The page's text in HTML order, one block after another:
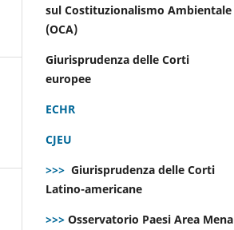
sul Costituzionalismo Ambientale
(OCA)
Giurisprudenza delle Corti
europee
ECHR
CJEU
>>> Giurisprudenza delle Corti
Latino-americane
>>> Osservatorio Paesi Area Mena